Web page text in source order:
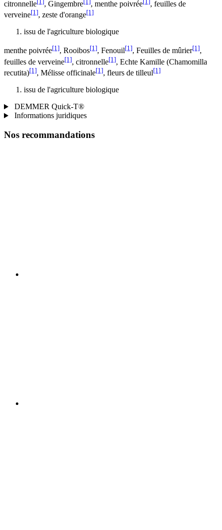
citronnelle , Gingembre , menthe poivrée
, feuilles de
verveine[1], zeste d'orange[1]
issu de l'agriculture biologique
menthe poivrée[1], Rooibos[1], Fenouil[1], Feuilles de mûrier[1],
feuilles de verveine[1], citronnelle[1], Echte Kamille (Chamomilla
recutita)[1], Mélisse officinale[1], fleurs de tilleul[1]
issu de l'agriculture biologique
DEMMER Quick-T®
Informations juridiques
Nos recommandations